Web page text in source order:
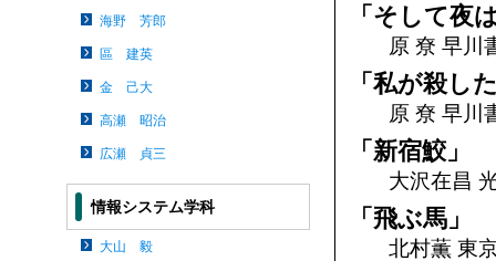
海野 芳郎
區 建英
金 己大
高瀬 昭治
広瀬 貞三
情報システム学科
大山 毅
「そして夜
原 尞 早川
「私が殺し
原 尞 早川
「新宿鮫」
大沢在昌
「飛ぶ馬」
北村薫 東